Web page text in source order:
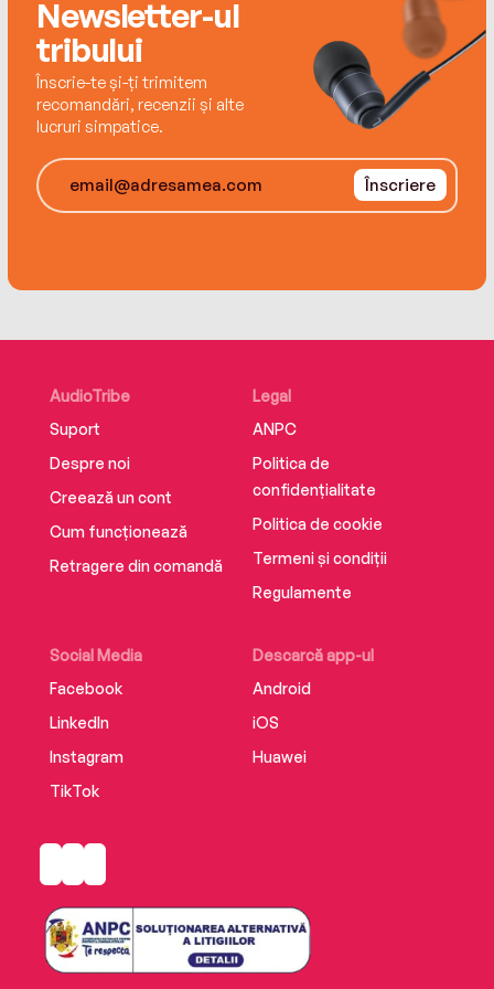
sfâșietor roman de dragoste din literatura lumii”.
Traducere de Diana Crupenschi Editura Univers
ISBN 9789733414896
Newsletter-ul
tribului
Înscrie-te și-ți trimitem
recomandări, recenzii și alte
lucruri simpatice.
Înscriere
AudioTribe
Suport
Despre noi
Creează un cont
Cum funcționează
Retragere din comandă
Social Media
Facebook
LinkedIn
Instagram
TikTok
Descarcă app-ul
Android
iOS
Huawei
Legal
ANPC
Politica de
confidențialitate
Politica de cookie
Termeni și condiții
Regulamente